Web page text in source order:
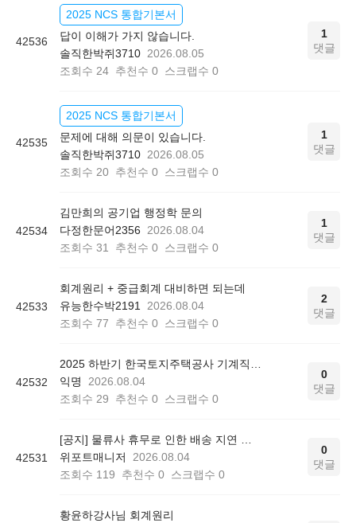
42536
2025 NCS 통합기본서
답이 이해가 가지 않습니다.
솔직한박쥐3710 2026.08.05
조회수 24 추천수 0 스크랩수 0
1
댓글
42535
2025 NCS 통합기본서
문제에 대해 의문이 있습니다.
솔직한박쥐3710 2026.08.05
조회수 20 추천수 0 스크랩수 0
1
댓글
42534
김만희의 공기업 행정학 문의
다정한문어2356
2026.08.04
조회수 31 추천수 0 스크랩수 0
1
댓글
42533
회계원리 + 중급회계 대비하면 되는데
유능한수박2191
2026.08.04
조회수 77 추천수 0 스크랩수 0
2
댓글
42532
익명
2026.08.04
조회수 29 추천수 0 스크랩수 0
0
댓글
42531
위포트매니저
2026.08.04
조회수 119 추천수 0 스크랩수 0
0
댓글
황윤하강사님 회계원리